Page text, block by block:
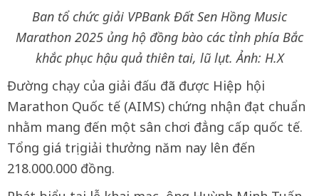
Ban tổ chức giải VPBank Đất Sen Hồng Music
Marathon 2025 ủng hộ đồng bào các tỉnh phía Bắc
khắc phục hậu quả thiên tai, lũ lụt. Ảnh: H.X
Đường chạy của giải đấu đã được Hiệp hội
Marathon Quốc tế (AIMS) chứng nhận đạt chuẩn
nhằm mang đến một sân chơi đẳng cấp quốc tế.
Tổng giá trị giải thưởng năm nay lên đến
218.000.000 đồng.